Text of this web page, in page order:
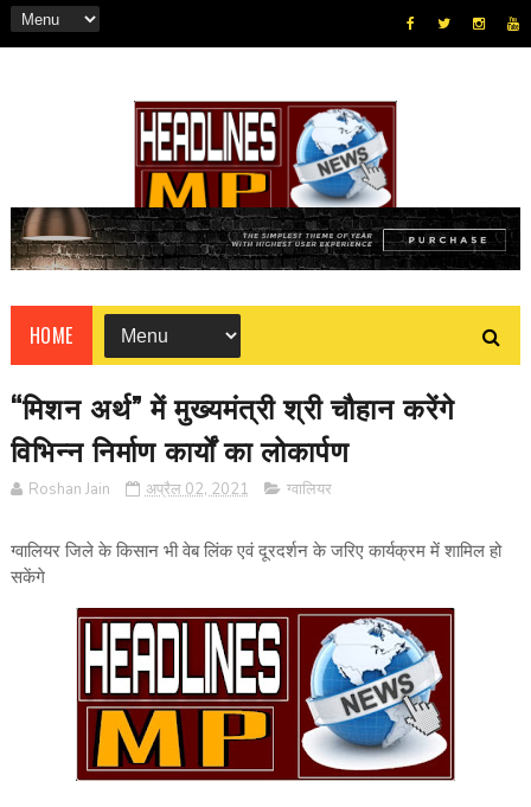
HOME
“मिशन अर्थ” में मुख्यमंत्री श्री चौहान करेंगे
विभिन्न निर्माण कार्यों का लोकार्पण
Roshan Jain अप्रैल 02, 2021 ग्वालियर
ग्वालियर जिले के किसान भी वेब लिंक एवं दूरदर्शन के जरिए कार्यक्रम में शामिल हो
सकेंगे